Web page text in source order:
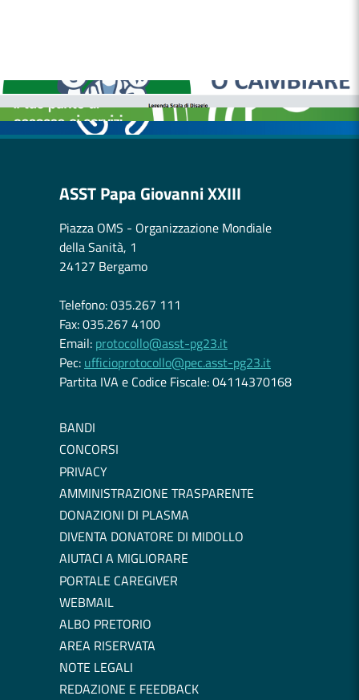
BOLLETTINI DISAGIO DA CALORE
CASE DI COMUNITÀ
OSPEDALE DI COMUNITÀ
ASST Papa Giovanni XXIII
Piazza OMS - Organizzazione Mondiale
della Sanità, 1
24127 Bergamo
Telefono: 035.267 111
Fax: 035.267 4100
Email: protocollo@asst-pg23.it
Pec: ufficioprotocollo@pec.asst-pg23.it
Partita IVA e Codice Fiscale: 04114370168
BANDI
CONCORSI
PRIVACY
AMMINISTRAZIONE TRASPARENTE
DONAZIONI DI PLASMA
DIVENTA DONATORE DI MIDOLLO
AIUTACI A MIGLIORARE
PORTALE CAREGIVER
WEBMAIL
ALBO PRETORIO
AREA RISERVATA
NOTE LEGALI
REDAZIONE E FEEDBACK